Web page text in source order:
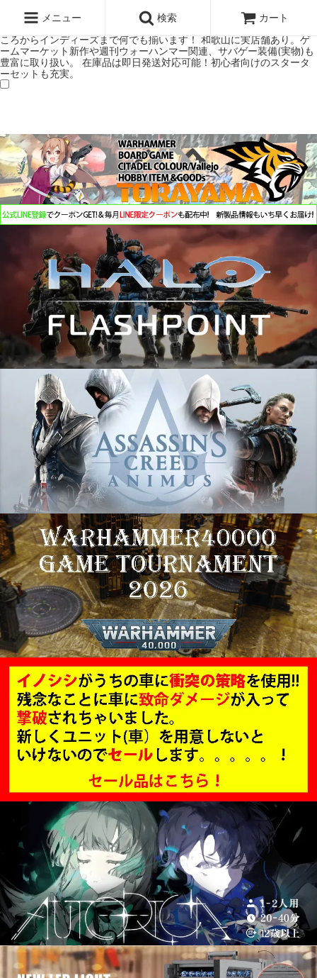
ミアムショップTORAYAMA。通販・オンラインショップです！ ウォー
ハンマーとボードゲームのことなら当店へ！ボードゲームもメジャーど
ころからインディーズまで何でも揃います！ 和歌山に実店舗あり。ゲ
ームマーケット新作や週刊ウォーハンマー関連、サバゲー装備(実物)も
豊富に取り扱い。 在庫品は即日発送対応可能！初心者向けのスタータ
ーセットも充実。
メニュー 検索 カート